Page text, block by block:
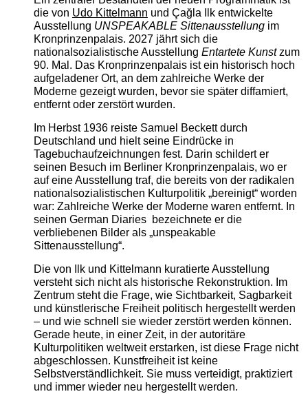
die von Udo Kittelmann und Çağla Ilk entwickelte
Ausstellung UNSPEAKABLE Sittenausstellungim
Kronprinzenpalais. 2027 jährt sich die
nationalsozialistische Ausstellung Entartete Kunstzum
90. Mal. Das Kronprinzenpalais ist ein historisch hoch
aufgeladener Ort, an dem zahlreiche Werke der
Moderne gezeigt wurden, bevor sie später diffamiert,
entfernt oder zerstört wurden.
Im Herbst 1936 reiste Samuel Beckett durch
Deutschland und hielt seine Eindrücke in
Tagebuchaufzeichnungen fest. Darin schildert er
seinen Besuch im Berliner Kronprinzenpalais, wo er
auf eine Ausstellung traf, die bereits von der radikalen
nationalsozialistischen Kulturpolitik „bereinigt“ worden
war: Zahlreiche Werke der Moderne waren entfernt. In
seinen German Diaries bezeichnete er die
verbliebenen Bilder als „unspeakable
Sittenausstellung“.
Die von Ilk und Kittelmann kuratierte Ausstellung
versteht sich nicht als historische Rekonstruktion. Im
Zentrum steht die Frage, wie Sichtbarkeit, Sagbarkeit
und künstlerische Freiheit politisch hergestellt werden
– und wie schnell sie wieder zerstört werden können.
Gerade heute, in einer Zeit, in der autoritäre
Kulturpolitiken weltweit erstarken, ist diese Frage nicht
abgeschlossen. Kunstfreiheit ist keine
Selbstverständlichkeit. Sie muss verteidigt, praktiziert
und immer wieder neu hergestellt werden.